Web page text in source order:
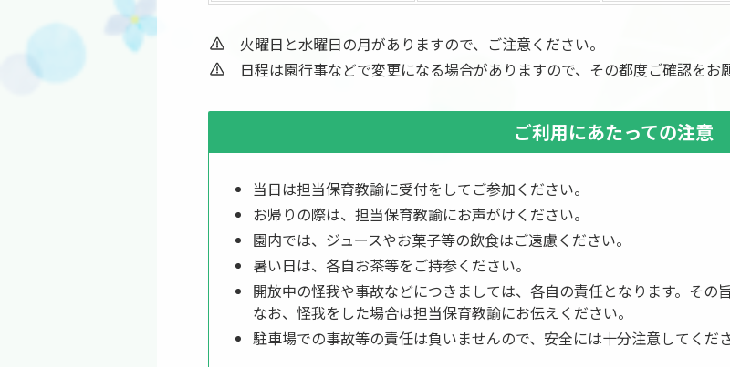
火曜日と水曜日の月がありますので、ご注意ください。
日程は園行事などで変更になる場合がありますので、その都度ご確認をお
ご利用にあたっての注意
当日は担当保育教諭に受付をしてご参加ください。
お帰りの際は、担当保育教諭にお声がけください。
園内では、ジュースやお菓子等の飲食はご遠慮ください。
暑い日は、各自お茶等をご持参ください。
開放中の怪我や事故などにつきましては、各自の責任となります。その
なお、怪我をした場合は担当保育教諭にお伝えください。
駐車場での事故等の責任は負いませんので、安全には十分注意してくださ